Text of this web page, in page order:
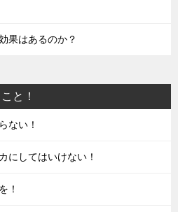
果はあるのか？
と！
ない！
にしてはいけない！
！